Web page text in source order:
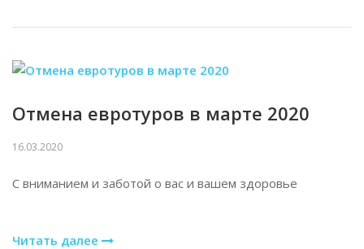
Отмена евротуров в марте 2020
16.03.2020
С вниманием и заботой о вас и вашем здоровье
Читать далее